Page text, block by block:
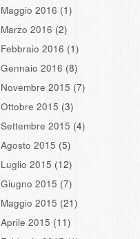
Maggio 2016 (1)
Marzo 2016 (2)
Febbraio 2016 (1)
Gennaio 2016 (8)
Novembre 2015 (7)
Ottobre 2015 (3)
Settembre 2015 (4)
Agosto 2015 (5)
Luglio 2015 (12)
Giugno 2015 (7)
Maggio 2015 (21)
Aprile 2015 (11)